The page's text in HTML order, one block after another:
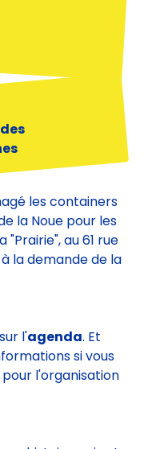
les containers
la Noue pour les
au 61 rue
la demande de la
l'agenda . Et
si vous
l'organisation